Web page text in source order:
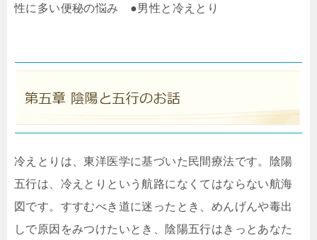
性に多い便秘の悩み ●男性と冷えとり
冷えとりは、東洋医学に基づいた民間療法です。陰陽
五行は、冷えとりという航路になくてはならない航海
図です。すすむべき道に迷ったとき、めんげんや毒出
しで原因をみつけたいとき、陰陽五行はきっとあなた